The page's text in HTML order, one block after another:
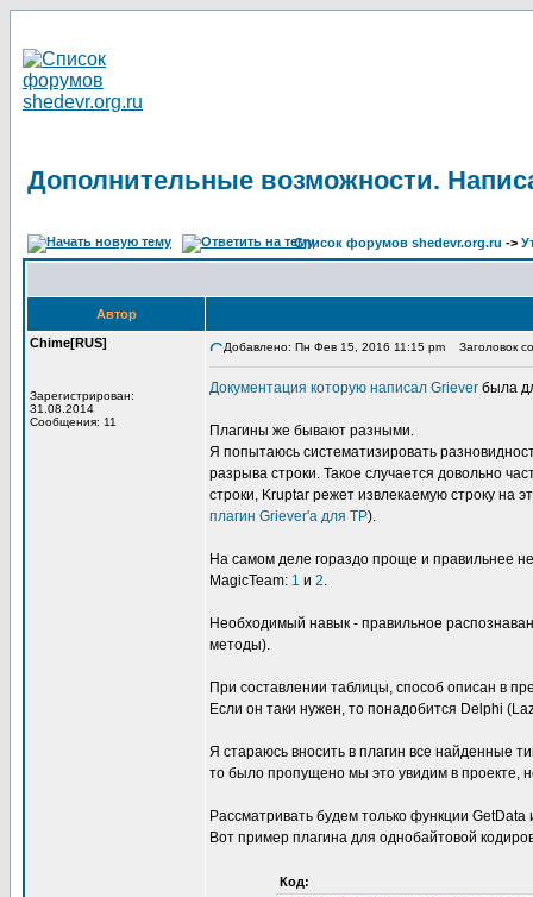
Дополнительные возможности.
Список форумов shedevr.org.ru ->
Автор
Chime[RUS]
Зарегистрирован:
31.08.2014
Сообщения: 11
Добавлено: Пн Фев 15, 2016 11:15 pm Заголовок
Документация которую написал Griever была
Плагины же бывают разными.
Я попытаюсь систематизировать
разрыва строки. Такое случается довольно
строки, Kruptar режет извлекаемую строку на
плагин Griever'а для TP).
На самом деле гораздо проще и правильнее
MagicTeam: 1 и 2.
Необходимый навык - правильное
методы).
При составлении таблицы, способ описан в
Если он таки нужен, то понадобится Delphi
Я стараюсь вносить в плагин все найденные
то было пропущено мы это увидим в проекте,
Рассматривать будем только функции
Вот пример плагина для однобайтовой
Код: